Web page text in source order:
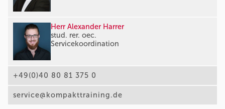
Herr Alexander Harrer
stud. rer. oec.
Servicekoordination
+49(0)40 80 81 375 0
service@kompakttraining.de